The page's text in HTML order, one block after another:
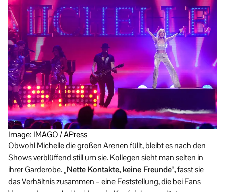
Image: IMAGO / APress
Obwohl Michelle die großen Arenen füllt, bleibt es nach den
Shows verblüffend still um sie. Kollegen sieht man selten in
ihrer Garderobe.„Nette Kontakte, keine Freunde“,fasst sie
das Verhältnis zusammen – eine Feststellung, die bei Fans